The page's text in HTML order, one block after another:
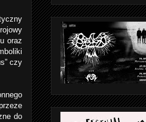
oraz
czy
do